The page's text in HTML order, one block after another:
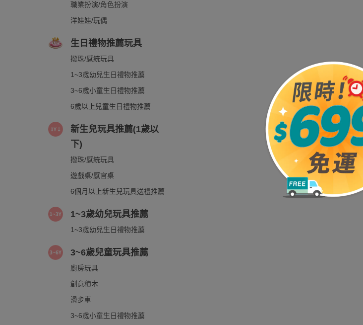
職業扮演/角色扮演
洋娃娃/玩偶
生日禮物推薦玩具
撥珠/感統玩具
1~3歲幼兒生日禮物推薦
3~6歲小童生日禮物推薦
6歲以上兒童生日禮物推薦
新生兒玩具推薦(1歲以
下)
撥珠/感統玩具
遊戲桌/感官桌
6個月以上新生兒玩具送禮推薦
1~3歲幼兒玩具推薦
1~3歲幼兒生日禮物推薦
3~6歲兒童玩具推薦
廚房玩具
創意積木
滑步車
3~6歲小童生日禮物推薦